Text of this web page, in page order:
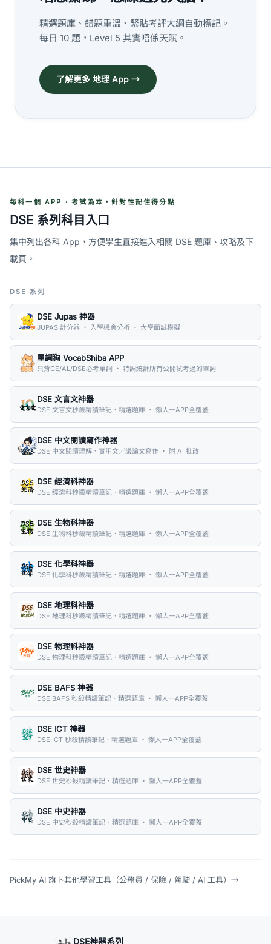
精選題庫、錯題重溫、緊貼考評大綱自動標記。
每日 10 題，Level 5 其實唔係天賦。
了解更多 地理 App →
每科一個 APP · 考試為本，針對性記住得分點
DSE 系列科目入口
集中列出各科 App，方便學生直接進入相關 DSE 題庫、攻略及下
載頁。
DSE 系列
DSE Jupas 神器
JUPAS 計分器 ・ 入學機會分析 ・ 大學面試模擬
單詞狗 VocabShiba APP
只背CE/AL/DSE必考單詞 ・ 特調統計所有公開試考過的單詞
DSE 文言文神器
DSE 文言文秒殺精讀筆記．精選題庫 ・ 懶人一APP全覆蓋
DSE 中文閱讀寫作神器
DSE 中文閱讀理解．實用文／議論文寫作 ・ 附 AI 批改
DSE 經濟科神器
DSE 經濟科秒殺精讀筆記．精選題庫 ・ 懶人一APP全覆蓋
DSE 生物科神器
DSE 生物科秒殺精讀筆記．精選題庫 ・ 懶人一APP全覆蓋
DSE 化學科神器
DSE 化學科秒殺精讀筆記．精選題庫 ・ 懶人一APP全覆蓋
DSE 地理科神器
DSE 地理科秒殺精讀筆記．精選題庫 ・ 懶人一APP全覆蓋
DSE 物理科神器
DSE 物理科秒殺精讀筆記．精選題庫 ・ 懶人一APP全覆蓋
DSE BAFS 神器
DSE BAFS 秒殺精讀筆記．精選題庫 ・ 懶人一APP全覆蓋
DSE ICT 神器
DSE ICT 秒殺精讀筆記．精選題庫 ・ 懶人一APP全覆蓋
DSE 世史神器
DSE 世史秒殺精讀筆記．精選題庫 ・ 懶人一APP全覆蓋
DSE 中史神器
DSE 中史秒殺精讀筆記．精選題庫 ・ 懶人一APP全覆蓋
PickMy AI 旗下其他學習工具（公務員 / 保險 / 駕駛 / AI 工具） →
DSE神器系列